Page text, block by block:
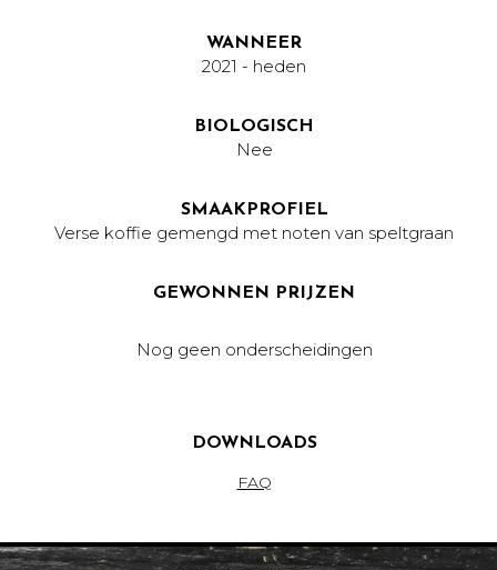
WANNEER
2021 - heden
BIOLOGISCH
Nee
SMAAKPROFIEL
Verse koffie gemengd met noten van speltgraan
GEWONNEN PRIJZEN
Nog geen onderscheidingen
DOWNLOADS
FAQ